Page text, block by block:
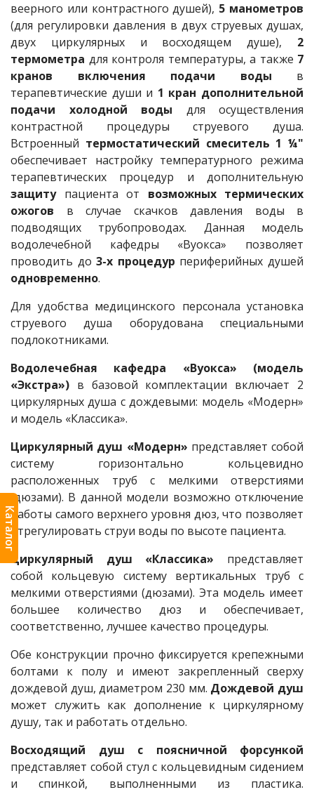
Каталог
веерного или контрастного душей), 5 манометров
(для регулировки давления в двух струевых душах,
двух циркулярных и восходящем душе), 2
термометра для контроля температуры, а также 7
кранов включения подачи воды в
терапевтические души и 1 кран дополнительной
подачи холодной воды для осуществления
контрастной процедуры струевого душа.
Встроенный термостатический смеситель 1 ¼"
обеспечивает настройку температурного режима
терапевтических процедур и дополнительную
защитупациента от возможных термических
ожогов в случае скачков давления воды в
подводящих трубопроводах. Данная модель
водолечебной кафедры «Вуокса» позволяет
проводить до3-х процедур периферийных душей
одновременно.
Для удобства медицинского персонала установка
струевого душа оборудована специальными
подлокотниками.
Водолечебная кафедра «Вуокса» (модель
«Экстра») в базовой комплектации включает 2
циркулярных душа с дождевыми: модель «Модерн»
и модель «Классика».
Циркулярный душ «Модерн» представляет собой
систему горизонтально кольцевидно
расположенных труб с мелкими отверстиями
(дюзами). В данной модели возможно отключение
работы самого верхнего уровня дюз, что позволяет
отрегулировать струи воды по высоте пациента.
Циркулярный душ «Классика» представляет
собой кольцевую систему вертикальных труб с
мелкими отверстиями (дюзами). Эта модель имеет
большее количество дюз и обеспечивает,
соответственно, лучшее качество процедуры.
Обе конструкции прочно фиксируется крепежными
болтами к полу и имеют закрепленный сверху
дождевой душ, диаметром 230 мм. Дождевой душ
может служить как дополнение к циркулярному
душу, так и работать отдельно.
Восходящий душ с поясничной форсункой
представляет собой стул с кольцевидным сидением
и спинкой, выполненными из пластика.